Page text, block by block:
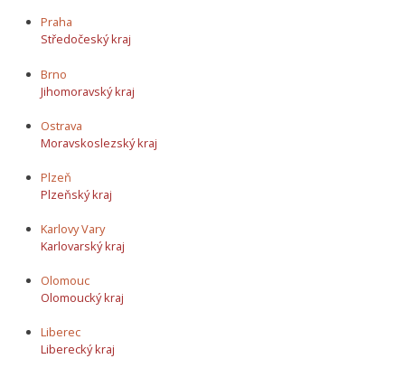
Praha
Středočeský kraj
Brno
Jihomoravský kraj
Ostrava
Moravskoslezský kraj
Plzeň
Plzeňský kraj
Karlovy Vary
Karlovarský kraj
Olomouc
Olomoucký kraj
Liberec
Liberecký kraj